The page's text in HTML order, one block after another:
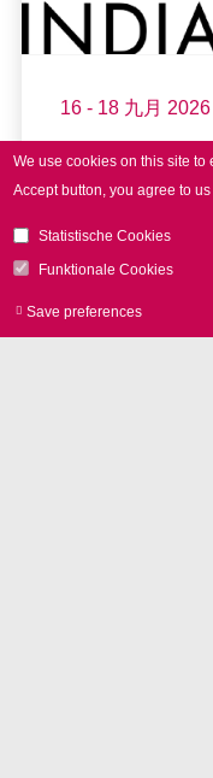
16 - 18 九月 2026
LASER
INDIA 2026
read more
We use cookies on this site
Accept button, you agree to
Statistische Cookies
Funktionale Cookies
Save preferences